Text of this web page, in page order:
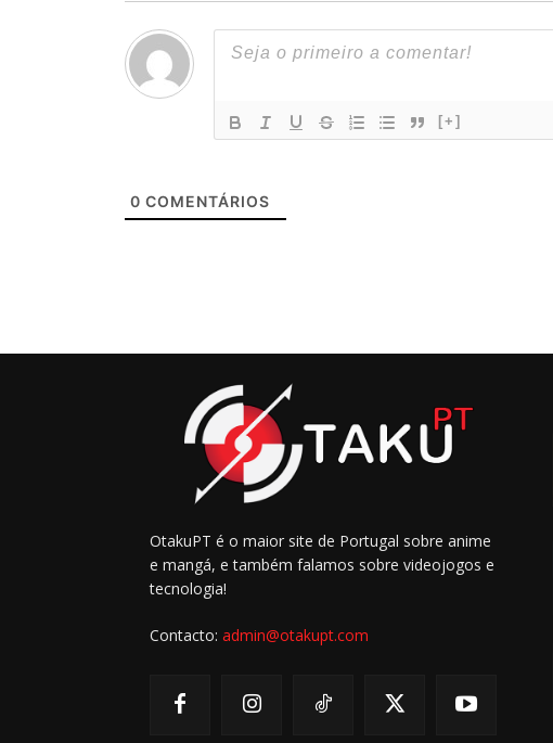
[+]
0 COMENTÁRIOS
OtakuPT é o maior site de Portugal sobre anime
e mangá, e também falamos sobre videojogos e
tecnologia!
Contacto: admin@otakupt.com